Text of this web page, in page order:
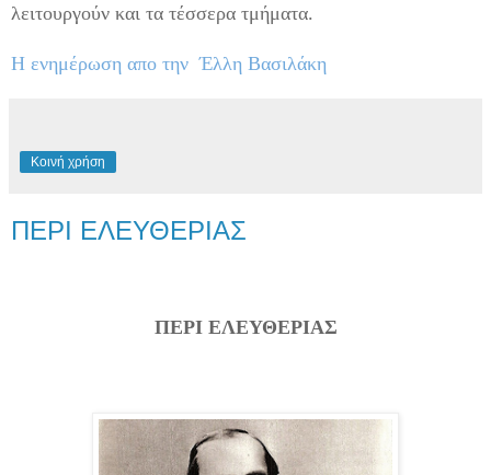
λειτουργούν και τα τέσσερα τμήματα.
Η ενημέρωση απο την Έλλη Βασιλάκη
Κοινή χρήση
ΠΕΡΙ ΕΛΕΥΘΕΡΙΑΣ
ΠΕΡΙ ΕΛΕΥΘΕΡΙΑΣ